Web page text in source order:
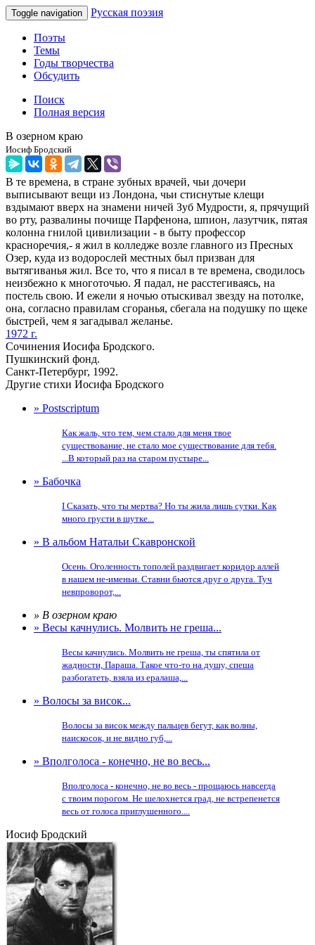
Toggle navigation Русская поэзия
Поэты
Темы
Годы творчества
Обсудить
Поиск
Полная версия
В озерном краю
Иосиф Бродский
В те времена, в стране зубных врачей, чьи дочери
выписывают вещи из Лондона, чьи стиснутые клещи
вздымают вверх на знамени ничей Зуб Мудрости, я, прячущий
во рту, развалины почище Парфенона, шпион, лазутчик, пятая
колонна гнилой цивилизации - в быту профессор
красноречия,- я жил в колледже возле главного из Пресных
Озер, куда из водорослей местных был призван для
вытягиванья жил. Все то, что я писал в те времена, сводилось
неизбежно к многоточью. Я падал, не расстегиваясь, на
постель свою. И ежели я ночью отыскивал звезду на потолке,
она, согласно правилам сгоранья, сбегала на подушку по щеке
быстрей, чем я загадывал желанье.
1972 г.
Сочинения Иосифа Бродского.
Пушкинский фонд.
Санкт-Петербург, 1992.
Другие стихи Иосифа Бродского
» Postscriptum
Как жаль, что тем, чем стало для меня твое
существование, не стало мое существование для тебя.
...В который раз на старом пустыре...
» Бабочка
I Сказать, что ты мертва? Но ты жила лишь сутки. Как
много грусти в шутке...
» В альбом Натальи Скавронской
Осень. Оголенность тополей раздвигает коридор аллей
в нашем не-именьи. Ставни бьются друг о друга. Туч
невпроворот,...
» В озерном краю
» Весы качнулись. Молвить не греша...
Весы качнулись. Молвить не греша, ты спятила от
жадности, Параша. Такое что-то на душу, спеша
разбогатеть, взяла из ералаша,...
» Волосы за висок...
Волосы за висок между пальцев бегут, как волны,
наискосок, и не видно губ,...
» Вполголоса - конечно, не во весь...
Вполголоса - конечно, не во весь - прощаюсь навсегда
с твоим порогом. Не шелохнется град, не встрепенется
весь от голоса приглушенного....
Иосиф Бродский